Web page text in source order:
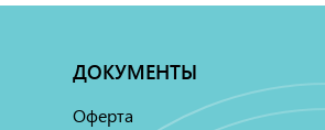
ДОКУМЕНТЫ
Оферта